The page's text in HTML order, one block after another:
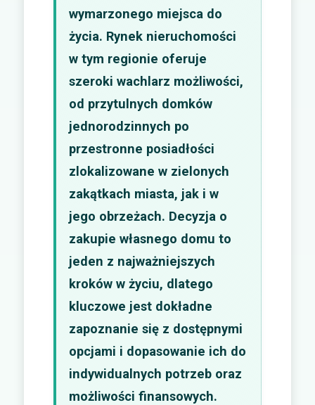
wymarzonego miejsca do
życia. Rynek nieruchomości
w tym regionie oferuje
szeroki wachlarz możliwości,
od przytulnych domków
jednorodzinnych po
przestronne posiadłości
zlokalizowane w zielonych
zakątkach miasta, jak i w
jego obrzeżach. Decyzja o
zakupie własnego domu to
jeden z najważniejszych
kroków w życiu, dlatego
kluczowe jest dokładne
zapoznanie się z dostępnymi
opcjami i dopasowanie ich do
indywidualnych potrzeb oraz
możliwości finansowych.